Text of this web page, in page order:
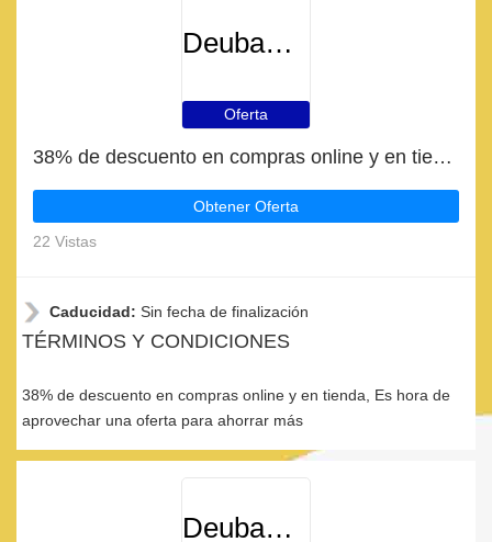
DeubaXXL
Oferta
38% de descuento en compras online y en tienda
Obtener Oferta
22 Vistas
Caducidad: Sin fecha de finalización
TÉRMINOS Y CONDICIONES
38% de descuento en compras online y en tienda, Es hora de
aprovechar una oferta para ahorrar más
DeubaXXL